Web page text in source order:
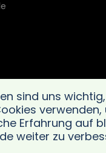
sind uns
verwenden,
Erfahrung auf
weiter zu